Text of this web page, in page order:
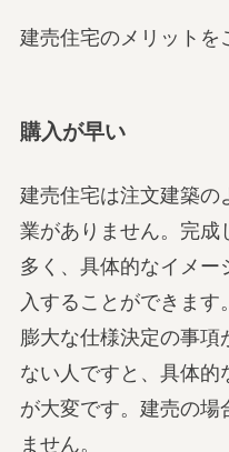
建売住宅のメリットを
購入が早い
建売住宅は注文建築の
業がありません。完成
多く、具体的なイメー
入することができます
膨大な仕様決定の事項
ない人ですと、具体的
が大変です。建売の場
ません。